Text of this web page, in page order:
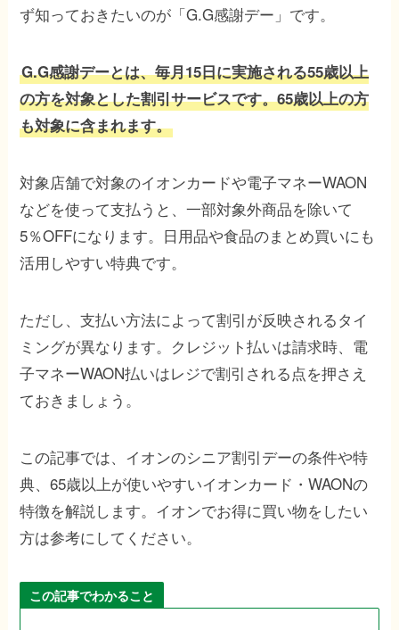
ず知っておきたいのが「G.G感謝デー」です。
G.G感謝デーとは、毎月15日に実施される55歳以上
の方を対象とした割引サービスです。65歳以上の方
も対象に含まれます。
対象店舗で対象のイオンカードや電子マネーWAON
などを使って支払うと、一部対象外商品を除いて
5％OFFになります。日用品や食品のまとめ買いにも
活用しやすい特典です。
ただし、支払い方法によって割引が反映されるタイ
ミングが異なります。クレジット払いは請求時、電
子マネーWAON払いはレジで割引される点を押さえ
ておきましょう。
この記事では、イオンのシニア割引デーの条件や特
典、65歳以上が使いやすいイオンカード・WAONの
特徴を解説します。イオンでお得に買い物をしたい
方は参考にしてください。
この記事でわかること